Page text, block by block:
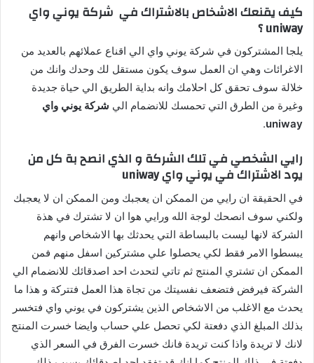
كيف يقنعك الاشخاص بالاشتراك في شركة يوني واي
uniway ؟
يلجا المشتركون في شركة يوني واي الي اقناع عملائهم بالعديد من
الاغرائات وهي ان العمل سوف يكون مستقل لك وحدك وانك من
خلالة سوف تحقق كل احلامك وانه بداية الطريق الي حياة جديدة
وغيرة من الطرق التي تحمسك للانضمام الي شركة يوني واي
uniway
.
رايي الشخصي في تلك الشركة و الذي انصح بة كل من
يود الاشتراك في يوني واي uniway
في الحقيقة ان رايي من الممكن ان يعجبك ومن الممكن ان لا يعجبك
ولكني سوف انصحك لوجة الله ورايي هوا ان لا تشترك في هذة
الشركة لانها ليست بالبساطة التي يحدثك بها الاشخاص وانهم
يبسطوا الامر فقط لكي يحصلوا علي مشتركين اسفل منهم فمن
الممكن ان تشتري المنتج ثم تاتي لتحدث احد اصدقائك للانضمام الي
الشركة فيرفض فتضعف نفسيتك من تجاة هذا العمل فتتركة و هذا ما
يحدث مع الاغلب من الاشخاص الذين يشتركون في يوني واي فتخسر
بذلك المبلغ الذي دفعتة لكي تحصل علي حساب وايضا خسرت المنتج
لانك لا تريدة واذا كنت تريدة فانك خسرت الفرق في السعر الذي